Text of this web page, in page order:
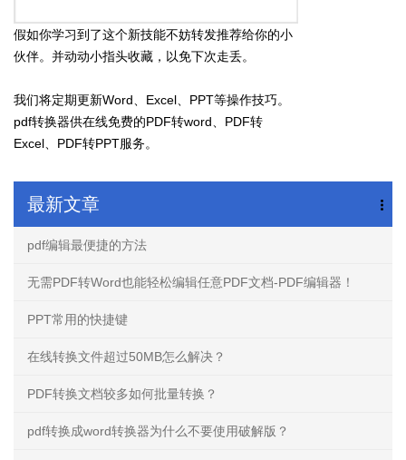
假如你学习到了这个新技能不妨转发推荐给你的小
伙伴。并动动小指头收藏，以免下次走丢。
我们将定期更新Word、Excel、PPT等操作技巧。
pdf转换器供在线免费的PDF转word、PDF转
Excel、PDF转PPT服务。
最新文章
pdf编辑最便捷的方法
无需PDF转Word也能轻松编辑任意PDF文档-PDF编辑器！
PPT常用的快捷键
在线转换文件超过50MB怎么解决？
PDF转换文档较多如何批量转换？
pdf转换成word转换器为什么不要使用破解版？